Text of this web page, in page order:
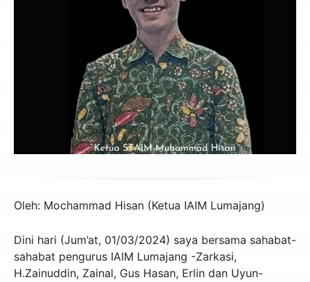
Oleh: Mochammad Hisan (Ketua IAIM Lumajang)
Dini hari (Jum’at, 01/03/2024) saya bersama sahabat-
sahabat pengurus IAIM Lumajang -Zarkasi,
H.Zainuddin, Zainal, Gus Hasan, Erlin dan Uyun-